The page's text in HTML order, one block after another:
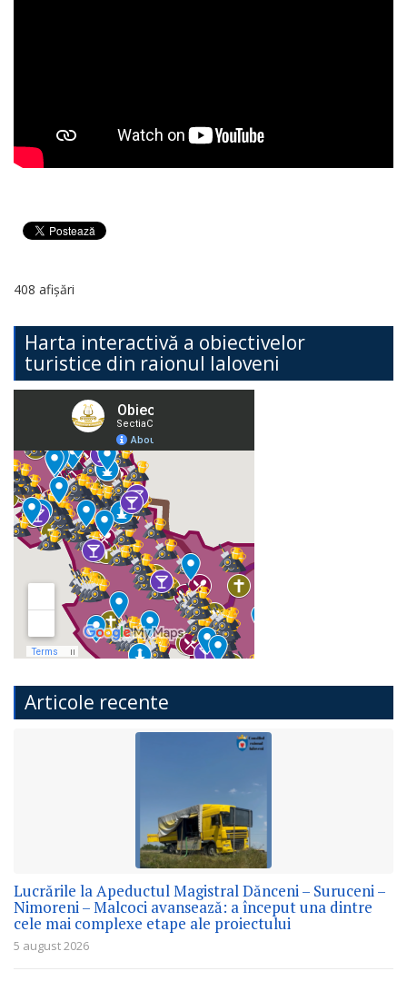
408 afișări
Harta interactivă a obiectivelor
turistice din raionul Ialoveni
Articole recente
Lucrările la Apeductul Magistral Dănceni – Suruceni –
Nimoreni – Malcoci avansează: a început una dintre
cele mai complexe etape ale proiectului
5 august 2026